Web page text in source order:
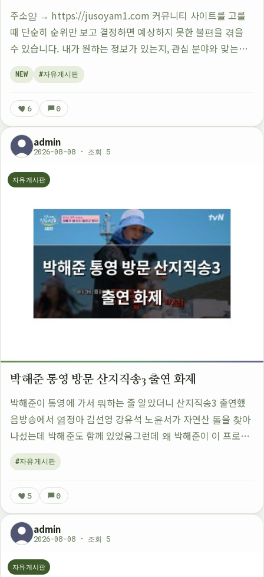
주소얌 → https://jusoyam1.com 커뮤니티 사이트를 고를
때 단순히 순위만 보고 결정하면 예상하지 못한 불편을 겪을
수 있습니다. 내가 원하는 정보가 있는지, 관심 분야와 맞는지,
이용 목적에 적합한지를 확인하지 않으면 방문 후 원하는 경험
을 얻기 어렵습…
NEW #자유게시판
6 0
admin
2026-08-08 · 조회 5
자유게시판
박해준 통영 방문 산지직송3 출연 화제
박해준이 통영에 가서 뭐하는 줄 알았더니 산지직송3 출연했
음방송에서 염정아 김선영 강유석 노윤서가 자연산 돌을 찾아
나섰는데 박해준도 함께 있었음그런데 왜 박해준이 이 프로그
램에 나왔는지 궁금한 사람이 많았던 듯원래는 배우로서의 활
동이 주를 이루는 분이었는데 요즘은 방…
#자유게시판
5 0
admin
2026-08-08 · 조회 5
자유게시판